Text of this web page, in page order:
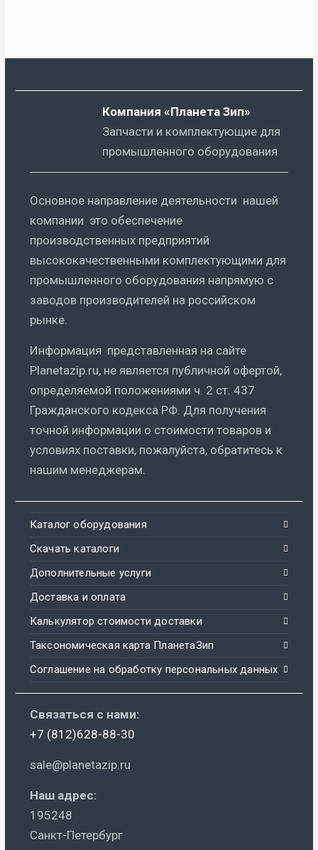
Компания «Планета Зип»
Запчасти и комплектующие для
промышленного оборудования
Основное направление деятельности нашей
компании это обеспечение
производственных предприятий
высококачественными комплектующими для
промышленного оборудования напрямую с
заводов производителей на российском
рынке.
Информация представленная на сайте
Planetazip.ru, не является публичной офертой,
определяемой положениями ч. 2 ст. 437
Гражданского кодекса РФ. Для получения
точной информации о стоимости товаров и
условиях поставки, пожалуйста, обратитесь к
нашим менеджерам.
Каталог оборудования
Скачать каталоги
Дополнительные услуги
Доставка и оплата
Калькулятор стоимости доставки
Таксономическая карта ПланетаЗип
Соглашение на обработку персональных данных
Связаться с нами:
+7 (812)628-88-30
sale@planetazip.ru
Наш адрес:
195248
Санкт-Петербург